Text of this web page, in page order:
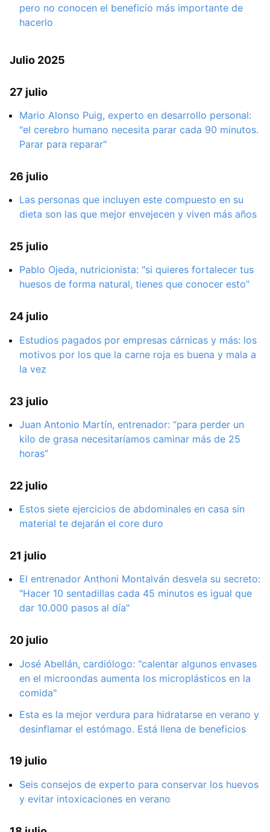
pero no conocen el beneficio más importante de
hacerlo
Julio 2025
27 julio
Mario Alonso Puig, experto en desarrollo personal:
"el cerebro humano necesita parar cada 90 minutos.
Parar para reparar"
26 julio
Las personas que incluyen este compuesto en su
dieta son las que mejor envejecen y viven más años
25 julio
Pablo Ojeda, nutricionista: "si quieres fortalecer tus
huesos de forma natural, tienes que conocer esto"
24 julio
Estudios pagados por empresas cárnicas y más: los
motivos por los que la carne roja es buena y mala a
la vez
23 julio
Juan Antonio Martín, entrenador: “para perder un
kilo de grasa necesitaríamos caminar más de 25
horas”
22 julio
Estos siete ejercicios de abdominales en casa sin
material te dejarán el core duro
21 julio
El entrenador Anthoni Montalván desvela su secreto:
"Hacer 10 sentadillas cada 45 minutos es igual que
dar 10.000 pasos al día"
20 julio
José Abellán, cardiólogo: "calentar algunos envases
en el microondas aumenta los microplásticos en la
comida"
Esta es la mejor verdura para hidratarse en verano y
desinflamar el estómago. Está llena de beneficios
19 julio
Seis consejos de experto para conservar los huevos
y evitar intoxicaciones en verano